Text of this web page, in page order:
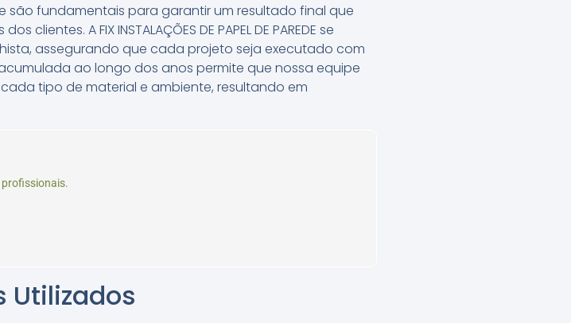
fundamentais para garantir um resultado final que
A FIX INSTALAÇÕES DE PAPEL DE PAREDE se
assegurando que cada projeto seja executado com
ao longo dos anos permite que nossa equipe
tipo de material e ambiente, resultando em
profissionais.
Utilizados